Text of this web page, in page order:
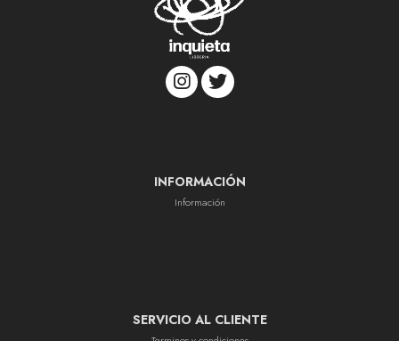
INFORMACIÓN
Información
SERVICIO AL CLIENTE